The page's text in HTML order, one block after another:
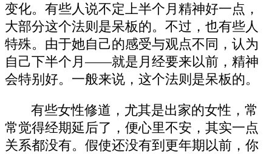
变化。有些人说不定上半个月精神好一点，
大部分这个法则是呆板的。不过，也有些人
特殊。由于她自己的感受与观点不同，认为
自己下半个月——就是月经要来以前，精神
会特别好。一般来说，这个法则是呆板的。
有些女性修道，尤其是出家的女性，常
常觉得经期延后了，便心里不安，其实一点
关系都没有。假使还没有到更年期以前，你